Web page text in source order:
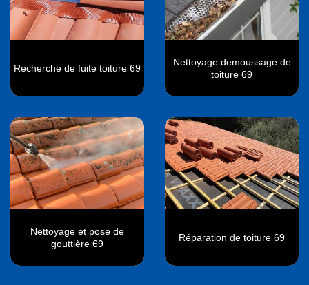
Recherche de fuite toiture 69
Nettoyage demoussage de
toiture 69
Nettoyage et pose de
gouttière 69
Réparation de toiture 69